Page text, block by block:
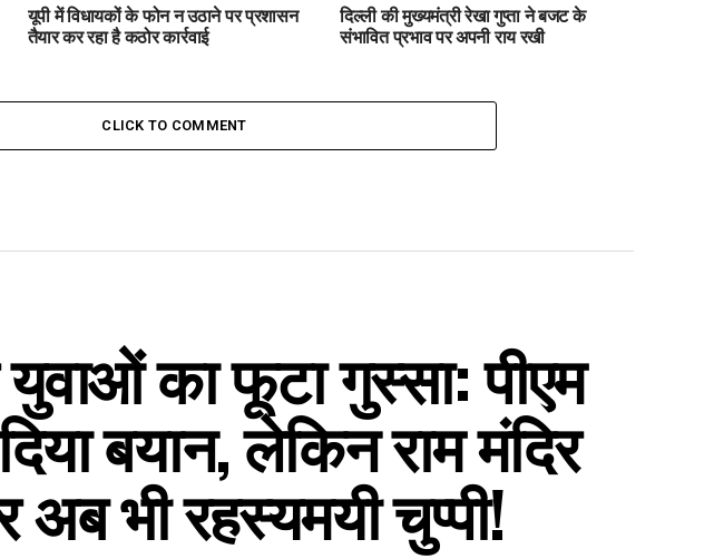
यूपी में विधायकों के फोन न उठाने पर प्रशासन
तैयार कर रहा है कठोर कार्रवाई
दिल्ली की मुख्यमंत्री रेखा गुप्ता ने बजट के
संभावित प्रभाव पर अपनी राय रखी
CLICK TO COMMENT
का फूटा गुस्सा: पीएम
बयान, लेकिन राम मंदिर
अब भी रहस्यमयी चुप्पी!